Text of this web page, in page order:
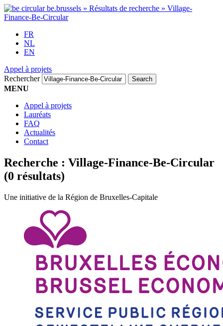
FR
NL
EN
Appel à projets
Rechercher
MENU
Appel à projets
Lauréats
FAQ
Actualités
Contact
Recherche : Village-Finance-Be-Circular
(0 résultats)
Une initiative de la Région de Bruxelles-Capitale